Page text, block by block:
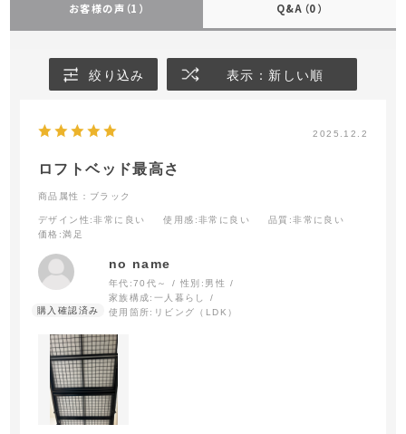
お客様の声 （1） Q&A （0）
絞り込み 表示：新しい順
2025.12.2
ロフトベッド最高さ
商品属性：ブラック
デザイン性 :非常に良い 使用感 :非常に良い 品質 :非常に良い
価格 :満足
no name
年代:70代～ 性別: 男性
家族構成: 一人暮らし
使用箇所: リビング（LDK）